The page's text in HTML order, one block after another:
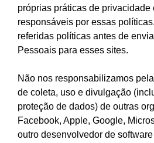
próprias práticas de privacidade
responsáveis por essas
referidas políticas antes de
Pessoais para esses sites.
Não nos responsabilizamos
de coleta, uso e divulgação
proteção de dados) de outras
Facebook, Apple, Google,
outro desenvolvedor de